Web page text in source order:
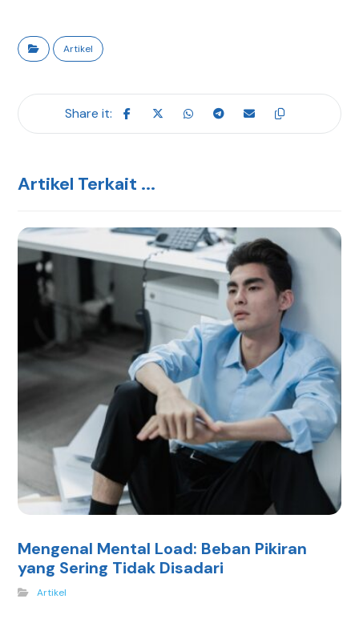
Artikel
Artikel Terkait ...
Mengenal Mental Load: Beban Pikiran
yang Sering Tidak Disadari
Artikel